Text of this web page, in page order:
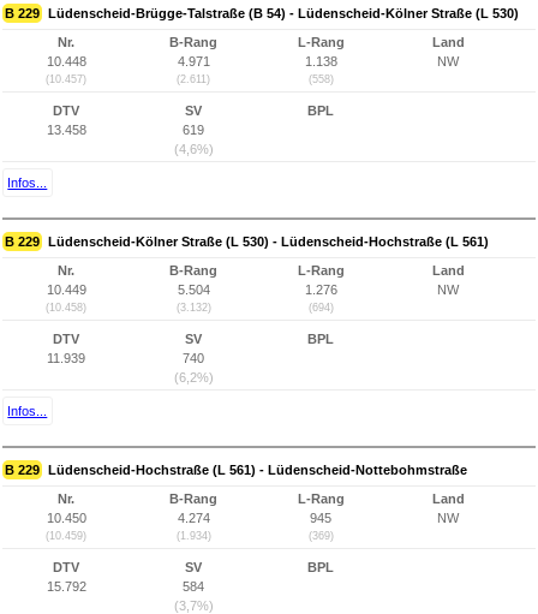
B 229 Lüdenscheid-Brügge-Talstraße (B 54) - Lüdenscheid-Kölner Straße (L 530)
Nr.
10.448
(10.457)
B-Rang
4.971
(2.611)
L-Rang
1.138
(558)
Land
NW
DTV
13.458
SV
619
(4,6%)
BPL
Infos...
B 229 Lüdenscheid-Kölner Straße (L 530) - Lüdenscheid-Hochstraße (L 561)
Nr.
10.449
(10.458)
B-Rang
5.504
(3.132)
L-Rang
1.276
(694)
Land
NW
DTV
11.939
SV
740
(6,2%)
BPL
Infos...
B 229 Lüdenscheid-Hochstraße (L 561) - Lüdenscheid-Nottebohmstraße
Nr.
10.450
(10.459)
B-Rang
4.274
(1.934)
L-Rang
945
(369)
Land
NW
DTV
15.792
SV
584
(3,7%)
BPL